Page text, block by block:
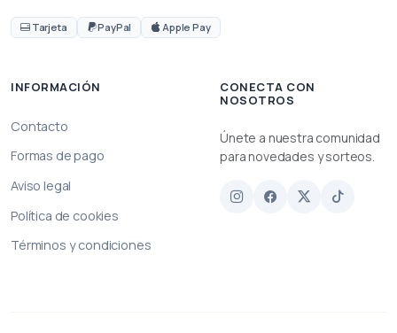
Tarjeta PayPal Apple Pay
INFORMACIÓN
Contacto
Formas de pago
Aviso legal
Política de cookies
Términos y condiciones
CONECTA CON
NOSOTROS
Únete a nuestra comunidad
para novedades y sorteos.